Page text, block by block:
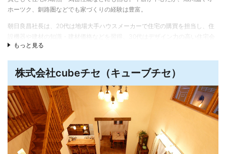
デザイン・テイストは豊富なラインアップから好みのスタイルが選べます。
適なプランを提案しています。
一条工務店の家づくりが分かる多彩な施設やサービス
道内各地で、入居宅訪問や構造・完成見学会、無料地盤調査、バーチャル展
示場など、一条工務店の家づくりを知ることができるサービスやイベントを
開催しています。石狩市の「札幌ハウジングテクノロジーセンター」は、実
際に見て触れて「性能の違い」について学ぶことができ、ご家族そろって楽
しめる施設です。 ※詳しくは下記の「開催中のイベント」一覧でチェックして
みてください。
※展示場の詳細・見学予約は下記の「公開中のモデルハウス」一覧から展示場
名をクリック！
ホーツク、釧路圏などでも家づくりの経験は豊富。
朝日良昌社長は、20代は地場大手ハウスメーカーで住宅の購買を担当し、住
社で設計・提案・現場管理などの経験を積み、2017年に芽室町で株式会社カ
もっと見る
株式会社cubeチセ（キューブチセ）